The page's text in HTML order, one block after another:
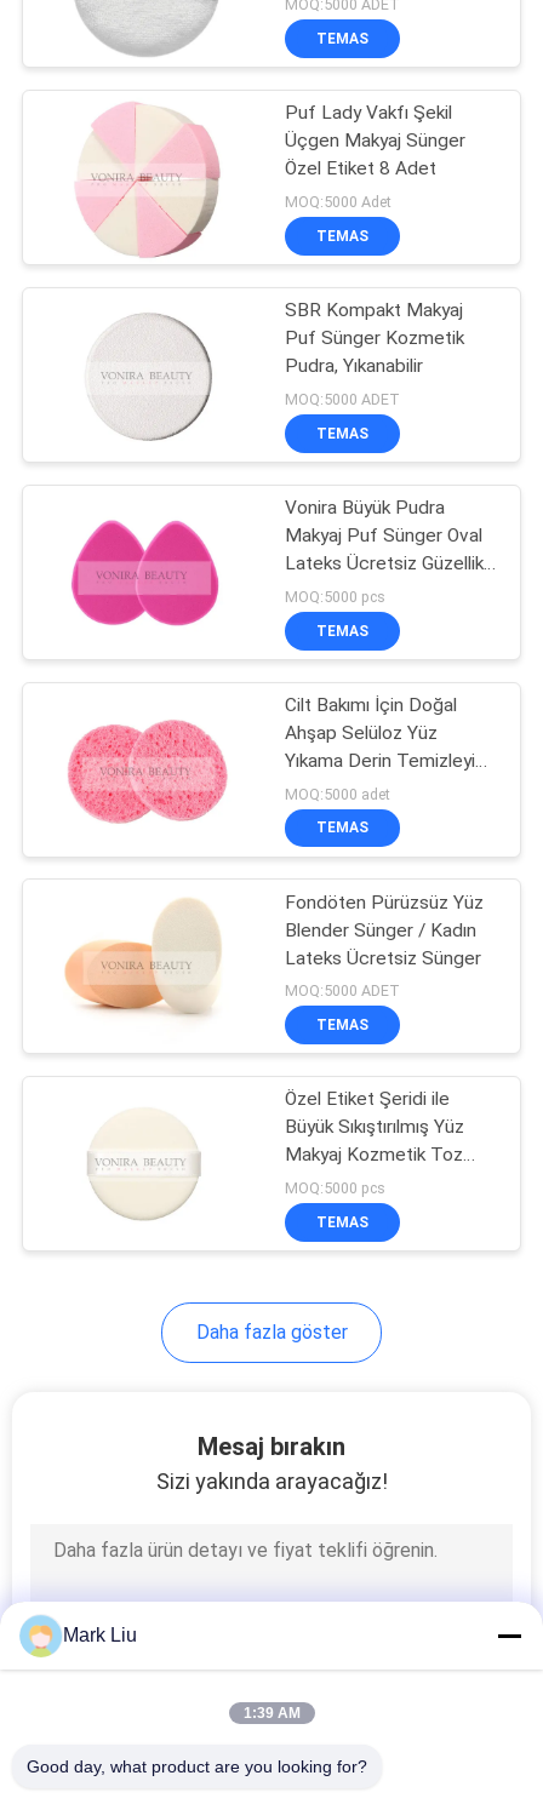
Doğal Saç Makyaj
Fırçaları
Sentetik Makyaj
Fırçaları
89
Profesyonel Makyaj
Fırça Seti
25
Seyahat Makyaj
Fırça Seti
Makyaj Fırça
Koleksiyonu
Bireysel Makyaj
Vücut Boya Fırçaları
MOQ:5000 ADET
TEMAS
Puf Lady Vakfı Şekil
Üçgen Makyaj Sünger
Özel Etiket 8 Adet
MOQ:5000 Adet
TEMAS
SBR Kompakt Makyaj
Puf Sünger Kozmetik
Pudra, Yıkanabilir
MOQ:5000 ADET
TEMAS
Vonira Büyük Pudra
Makyaj Puf Sünger Oval
Lateks Ücretsiz Güzellik
Blender Sünger
MOQ:5000 pcs
TEMAS
Cilt Bakımı İçin Doğal
Ahşap Selüloz Yüz
Yıkama Derin Temizleyici
Sünger
MOQ:5000 adet
TEMAS
Fondöten Pürüzsüz Yüz
Blender Sünger / Kadın
Lateks Ücretsiz Sünger
MOQ:5000 ADET
TEMAS
Özel Etiket Şeridi ile
Büyük Sıkıştırılmış Yüz
Makyaj Kozmetik Toz
Puf
MOQ:5000 pcs
TEMAS
Daha fazla göster
Mesaj bırakın
Sizi yakında arayacağız!
Mark Liu
1:39 AM
Good day, what product are you looking for?